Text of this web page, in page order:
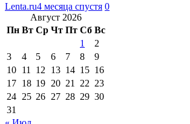
Lenta.ru4 месяца спустя 0
Август 2026
Пн Вт Ср Чт Пт Сб Вс
1
2
3
4 5 6 7 8
9
10 11 12 13 14 15 16
17 18 19 20 21 22 23
24 25 26 27 28 29 30
31